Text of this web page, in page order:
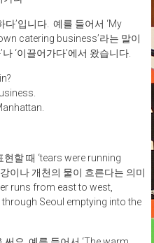
다’입니다. 예를 들어서 ‘My
catering business’라는 말이
‘이끌어가다’에서 왔습니다.
할 때 ‘tears were running
이나 개천의 물이 흐른다는 의미
runs from east to west,
Seoul emptying into the